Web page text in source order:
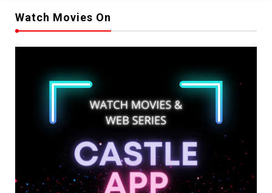
Watch Movies On